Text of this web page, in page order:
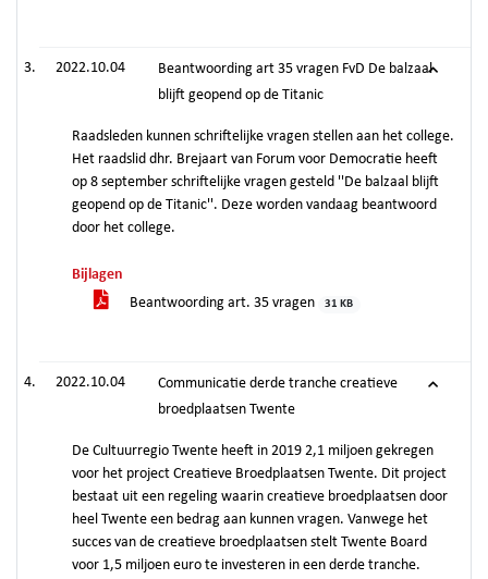
2022.10.04
Beantwoording art 35 vragen FvD De balzaal
blijft geopend op de Titanic
Raadsleden kunnen schriftelijke vragen stellen aan het college.
Het raadslid dhr. Brejaart van Forum voor Democratie heeft
op 8 september schriftelijke vragen gesteld ''De balzaal blijft
geopend op de Titanic''. Deze worden vandaag beantwoord
door het college.
Bijlagen
Beantwoording art. 35 vragen
31 KB
2022.10.04
Communicatie derde tranche creatieve
broedplaatsen Twente
De Cultuurregio Twente heeft in 2019 2,1 miljoen gekregen
voor het project Creatieve Broedplaatsen Twente. Dit project
bestaat uit een regeling waarin creatieve broedplaatsen door
heel Twente een bedrag aan kunnen vragen. Vanwege het
succes van de creatieve broedplaatsen stelt Twente Board
voor 1,5 miljoen euro te investeren in een derde tranche.